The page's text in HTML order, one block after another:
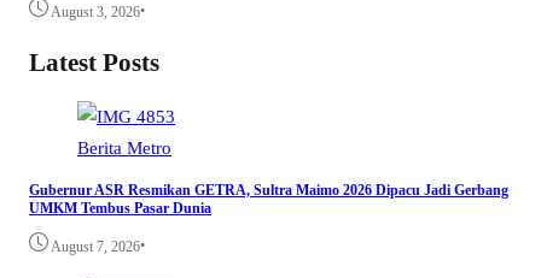
August 3, 2026•
Latest Posts
Berita Metro
Gubernur ASR Resmikan GETRA, Sultra Maimo 2026 Dipacu Jadi Gerbang
UMKM Tembus Pasar Dunia
August 7, 2026•